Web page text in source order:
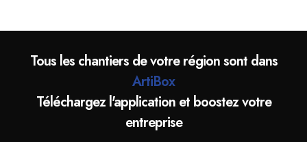
Chantiers de terrassement de Mainvault
Chantiers de terrassement de Courcelles
Chantiers de terrassement de Frameries
Chantiers de terrassement de Strépy-Bracquegnies
Tous les chantiers de votre région sont dans
ArtiBox
Téléchargez l'application et boostez votre
entreprise